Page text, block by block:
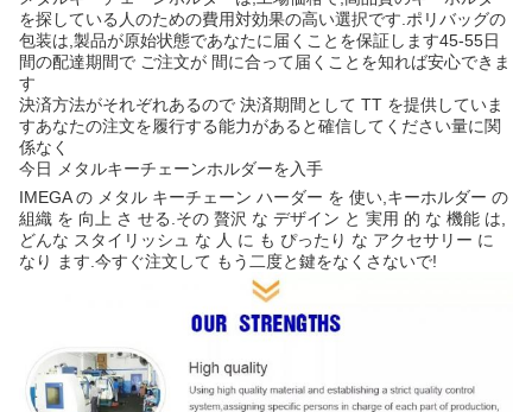
を探している人のための費用対効果の高い選択です.ポリバッグの
包装は,製品が原始状態であなたに届くことを保証します45-55日
間の配達期間で ご注文が 間に合って届くことを知れば安心できま
す
決済方法がそれぞれあるので 決済期間として TT を提供していま
すあなたの注文を履行する能力があると確信してください量に関
係なく
今日 メタルキーチェーンホルダーを入手
IMEGA の メタル キーチェーン ハーダー を 使い,キーホルダー の
組織 を 向上 さ せる.その 贅沢 な デザイン と 実用 的 な 機能 は,
どんな スタイリッシュ な 人 に も ぴったり な アクセサリー に
なり ます.今すぐ注文して もう二度と鍵をなくさないで!